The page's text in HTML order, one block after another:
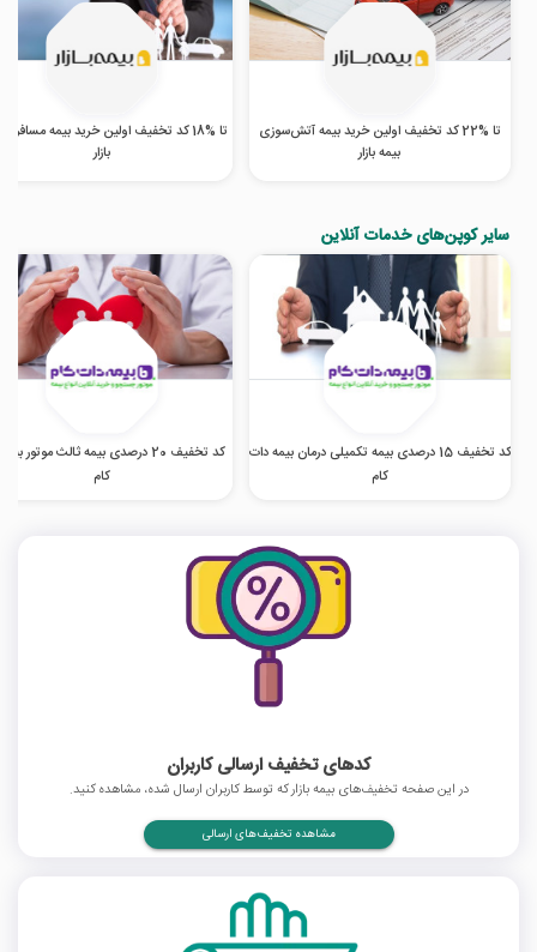
تا %22 کد تخفیف اولین خرید بیمه آتش‌سوزی
بیمه بازار
تا %18 کد تخفیف اولین خرید بیمه
بازار
سایر کوپن‌های خدمات آنلاین
کد تخفیف 15 درصدی بیمه تکمیلی درمان بیمه دات
کام
کد تخفیف 20 درصدی بیمه ثالث موتور
کام
کدهای تخفیف ارسالی کاربران
در این صفحه تخفیف‌های بیمه بازار که توسط کاربران ارسال شده، مشاهده کنید.
مشاهده تخفیف‌های ارسالی